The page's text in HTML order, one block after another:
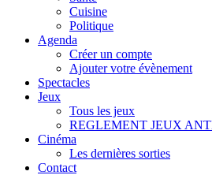
Cuisine
Politique
Agenda
Créer un compte
Ajouter votre évènement
Spectacles
Jeux
Tous les jeux
REGLEMENT JEUX
Cinéma
Les dernières sorties
Contact